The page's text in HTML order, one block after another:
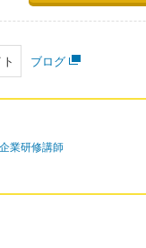
ブログ
業研修講師